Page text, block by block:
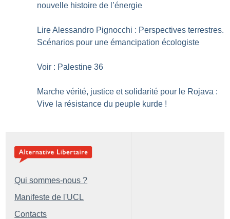
nouvelle histoire de l’énergie
Lire Alessandro Pignocchi : Perspectives terrestres.
Scénarios pour une émancipation écologiste
Voir : Palestine 36
Marche vérité, justice et solidarité pour le Rojava :
Vive la résistance du peuple kurde !
Qui sommes-nous ?
Manifeste de l'UCL
Contacts